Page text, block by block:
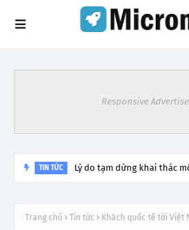
Responsive
TIN TỨC Lý do tạm dừng khai thác
Trang chủ Tin tức Khách quốc tế tới Việt